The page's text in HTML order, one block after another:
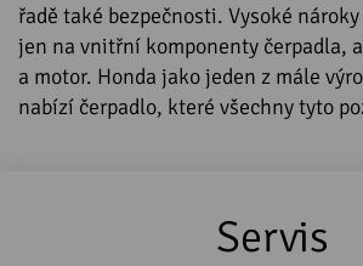
řadě také bezpečnosti. Vysoké
jen na vnitřní komponenty čerpadla,
a motor. Honda jako jeden z mále
nabízí čerpadlo, které všechny tyto
Servis